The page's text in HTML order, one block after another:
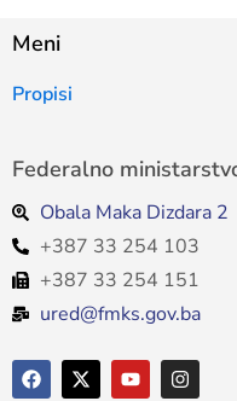
Meni
Propisi
Federalno
Obala Maka Dizdara 2
+387 33 254 103
+387 33 254 151
ured@fmks.gov.ba